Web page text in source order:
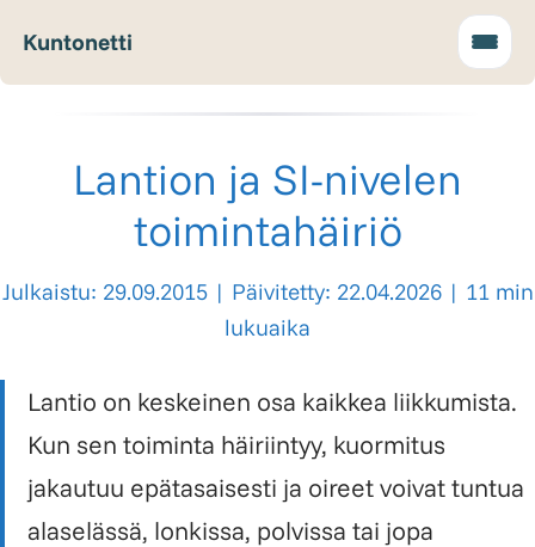
Kuntonetti
Lantion ja SI-nivelen
toimintahäiriö
Julkaistu: 29.09.2015| Päivitetty: 22.04.2026| 11 min
lukuaika
Lantio on keskeinen osa kaikkea liikkumista.
Kun sen toiminta häiriintyy, kuormitus
jakautuu epätasaisesti ja oireet voivat tuntua
alaselässä, lonkissa, polvissa tai jopa